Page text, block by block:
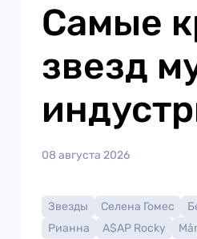
Самые
звезд
08 августа 2026
Звезды Селена Гомес
Рианна
A$AP Rocky